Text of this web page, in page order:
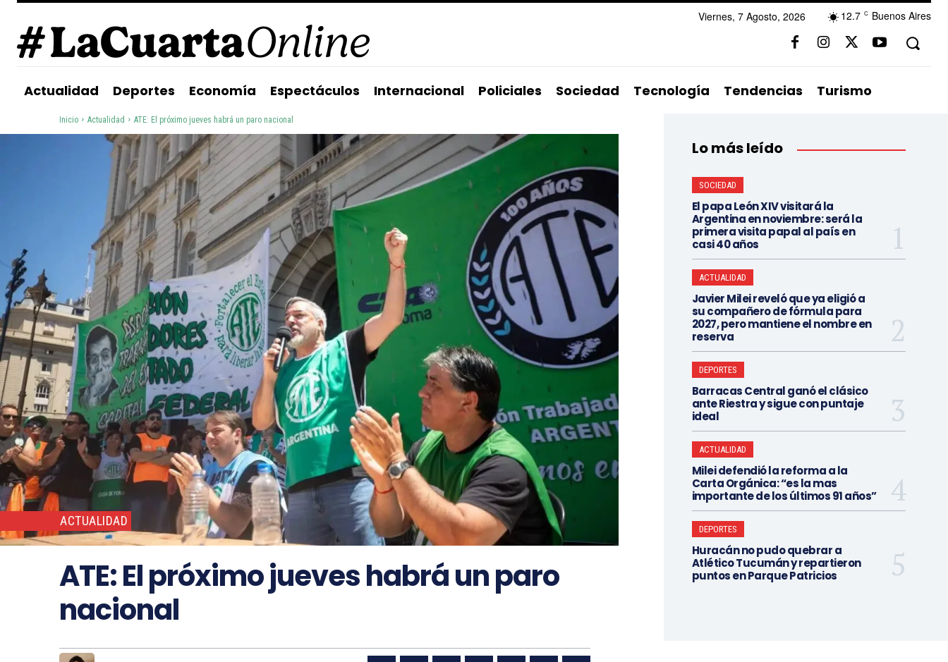
12.7 C Buenos Aires
Viernes, 7 Agosto, 2026
Actualidad Deportes Economía Espectáculos Internacional Policiales Sociedad Tecnología Tendencias Turismo
Inicio Actualidad ATE: El próximo jueves habrá un paro nacional
ACTUALIDAD
ATE: El próximo jueves habrá un paro
nacional
Lo más leído
SOCIEDAD
El papa León XIV visitará la
Argentina en noviembre: será la
primera visita papal al país en
casi 40 años
ACTUALIDAD
Javier Milei reveló que ya eligió a
su compañero de fórmula para
2027, pero mantiene el nombre en
reserva
DEPORTES
Barracas Central ganó el clásico
ante Riestra y sigue con puntaje
ideal
ACTUALIDAD
Milei defendió la reforma a la
Carta Orgánica: “es la mas
importante de los últimos 91 años”
DEPORTES
Huracán no pudo quebrar a
Atlético Tucumán y repartieron
puntos en Parque Patricios